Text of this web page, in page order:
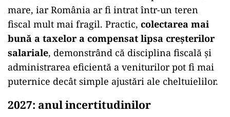
mare, iar România ar fi intrat într-un teren
fiscal mult mai fragil. Practic, colectarea mai
bună a taxelor a compensat lipsa creșterilor
salariale, demonstrând că disciplina fiscală și
administrarea eficientă a veniturilor pot fi mai
puternice decât simple ajustări ale cheltuielilor.
2027: anul incertitudinilor